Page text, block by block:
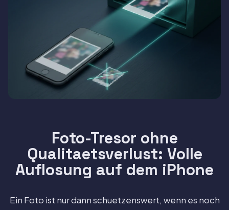
Foto-Tresor ohne
Qualitaetsverlust: Volle
Auflosung auf dem iPhone
Ein Foto ist nur dann schuetzenswert, wenn es noch